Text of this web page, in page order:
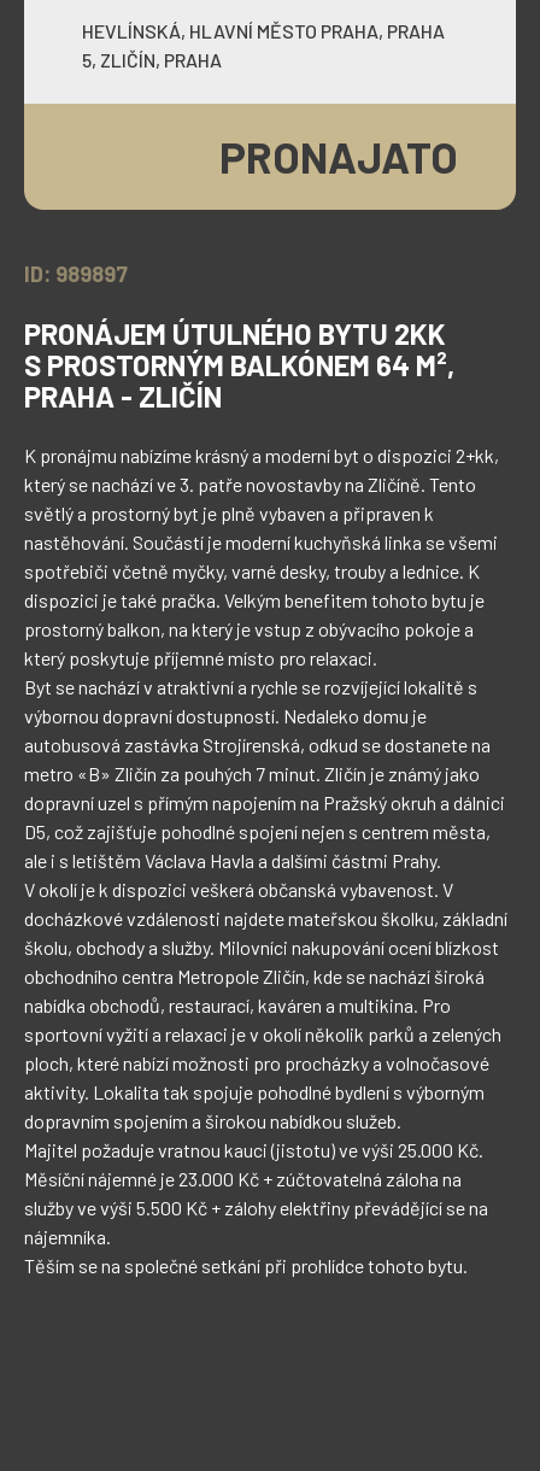
HEVLÍNSKÁ, HLAVNÍ MĚSTO PRAHA, PRAHA
5, ZLIČÍN, PRAHA
PRONAJATO
ID: 989897
PRONÁJEM ÚTULNÉHO BYTU 2KK
S PROSTORNÝM BALKÓNEM 64 M²,
PRAHA - ZLIČÍN
K pronájmu nabízíme krásný a moderní byt o dispozici 2+kk,
který se nachází ve 3. patře novostavby na Zličíně. Tento
světlý a prostorný byt je plně vybaven a připraven k
nastěhování. Součástí je moderní kuchyňská linka se všemi
spotřebiči včetně myčky, varné desky, trouby a lednice. K
dispozici je také pračka. Velkým benefitem tohoto bytu je
prostorný balkon, na který je vstup z obývacího pokoje a
který poskytuje příjemné místo pro relaxaci.
Byt se nachází v atraktivní a rychle se rozvíjející lokalitě s
výbornou dopravní dostupností. Nedaleko domu je
autobusová zastávka Strojírenská, odkud se dostanete na
metro «B» Zličín za pouhých 7 minut. Zličín je známý jako
dopravní uzel s přímým napojením na Pražský okruh a dálnici
D5, což zajišťuje pohodlné spojení nejen s centrem města,
ale i s letištěm Václava Havla a dalšími částmi Prahy.
V okolí je k dispozici veškerá občanská vybavenost. V
docházkové vzdálenosti najdete mateřskou školku, základní
školu, obchody a služby. Milovníci nakupování ocení blízkost
obchodního centra Metropole Zličín, kde se nachází široká
nabídka obchodů, restaurací, kaváren a multikina. Pro
sportovní vyžití a relaxaci je v okolí několik parků a zelených
ploch, které nabízí možnosti pro procházky a volnočasové
aktivity. Lokalita tak spojuje pohodlné bydlení s výborným
dopravním spojením a širokou nabídkou služeb.
Majitel požaduje vratnou kauci (jistotu) ve výši 25.000 Kč.
Měsíční nájemné je 23.000 Kč + zúčtovatelná záloha na
služby ve výši 5.500 Kč + zálohy elektřiny převádějící se na
nájemníka.
Těším se na společné setkání při prohlídce tohoto bytu.